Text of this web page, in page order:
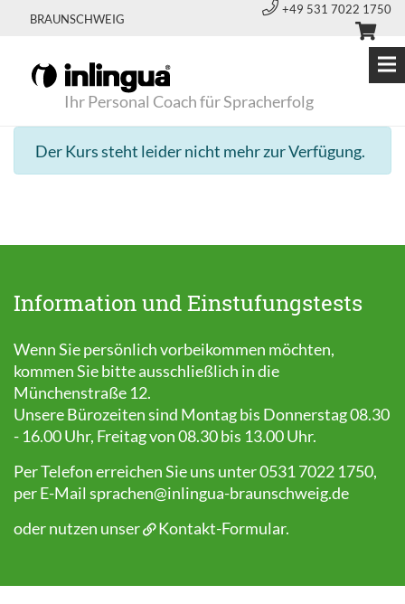
BRAUNSCHWEIG
+49 531 7022 1750
Ihr Personal Coach für Spracherfolg
Der Kurs steht leider nicht mehr zur Verfügung.
Information und Einstufungstests
Wenn Sie persönlich vorbeikommen möchten,
kommen Sie bitte ausschließlich in die
Münchenstraße 12.
Unsere Bürozeiten sind Montag bis Donnerstag 08.30
- 16.00 Uhr, Freitag von 08.30 bis 13.00 Uhr.
Per Telefon erreichen Sie uns unter 0531 7022 1750,
per E-Mail sprachen@inlingua-braunschweig.de
oder nutzen unser
Kontakt-Formular.